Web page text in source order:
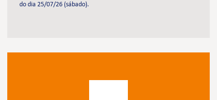
do dia 25/07/26 (sábado).